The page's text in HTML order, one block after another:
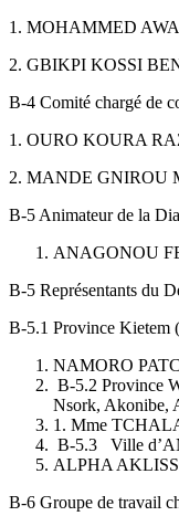
1. MOHAMMED
2. GBIKPI KOSSI
B-4 Comité chargé de
1. OURO KOURA
2. MANDE GNIROU
B-5 Animateur de la
ANAGONOU
B-5 Représentants du
B-5.1 Province Kietem
NAMORO
B-5.2 Province
Nsork, Akonibe,
1. Mme
B-5.3 Ville
ALPHA
B-6 Groupe de travail